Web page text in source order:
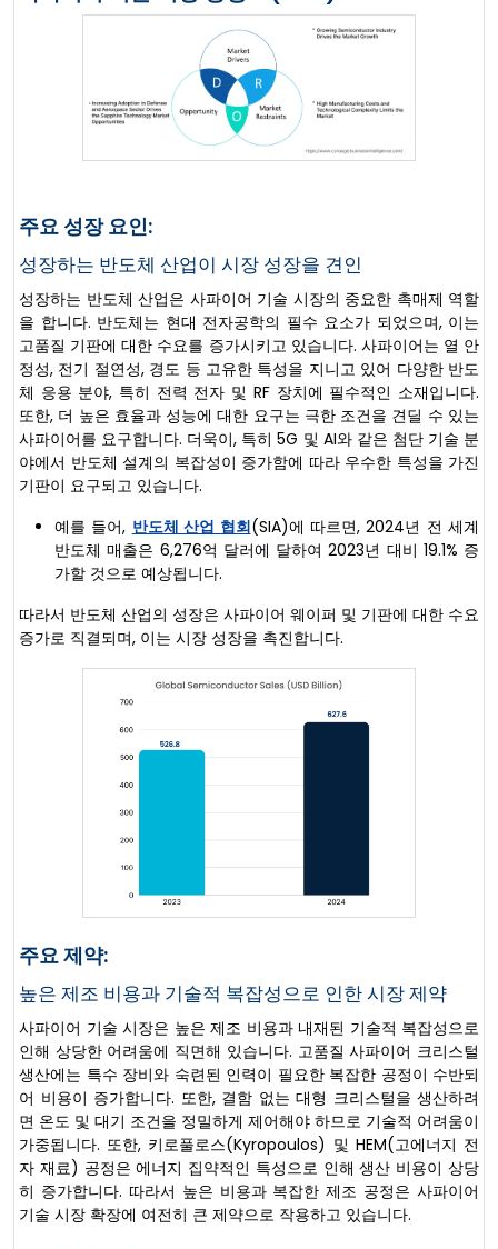
주요 성장 요인:
성장하는 반도체 산업이 시장 성장을 견인
성장하는 반도체 산업은 사파이어 기술 시장의 중요한 촉매제 역할
을 합니다. 반도체는 현대 전자공학의 필수 요소가 되었으며, 이는
고품질 기판에 대한 수요를 증가시키고 있습니다. 사파이어는 열 안
정성, 전기 절연성, 경도 등 고유한 특성을 지니고 있어 다양한 반도
체 응용 분야, 특히 전력 전자 및 RF 장치에 필수적인 소재입니다.
또한, 더 높은 효율과 성능에 대한 요구는 극한 조건을 견딜 수 있는
사파이어를 요구합니다. 더욱이, 특히 5G 및 AI와 같은 첨단 기술 분
야에서 반도체 설계의 복잡성이 증가함에 따라 우수한 특성을 가진
기판이 요구되고 있습니다.
예를 들어, 반도체 산업 협회(SIA)에 따르면, 2024년 전 세계
반도체 매출은 6,276억 달러에 달하여 2023년 대비 19.1% 증
가할 것으로 예상됩니다.
따라서 반도체 산업의 성장은 사파이어 웨이퍼 및 기판에 대한 수요
증가로 직결되며, 이는 시장 성장을 촉진합니다.
주요 제약:
높은 제조 비용과 기술적 복잡성으로 인한 시장 제약
사파이어 기술 시장은 높은 제조 비용과 내재된 기술적 복잡성으로
인해 상당한 어려움에 직면해 있습니다. 고품질 사파이어 크리스털
생산에는 특수 장비와 숙련된 인력이 필요한 복잡한 공정이 수반되
어 비용이 증가합니다. 또한, 결함 없는 대형 크리스털을 생산하려
면 온도 및 대기 조건을 정밀하게 제어해야 하므로 기술적 어려움이
가중됩니다. 또한, 키로풀로스(Kyropoulos) 및 HEM(고에너지 전
자 재료) 공정은 에너지 집약적인 특성으로 인해 생산 비용이 상당
히 증가합니다. 따라서 높은 비용과 복잡한 제조 공정은 사파이어
기술 시장 확장에 여전히 큰 제약으로 작용하고 있습니다.